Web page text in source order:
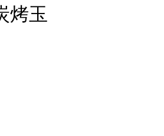
烤玉